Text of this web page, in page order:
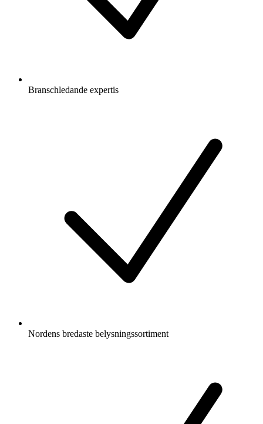
Branschledande expertis
Nordens bredaste belysningssortiment